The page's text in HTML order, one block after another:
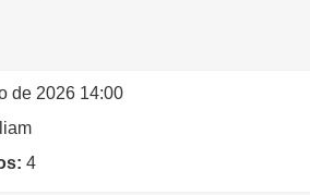
de 2026 14:00
4